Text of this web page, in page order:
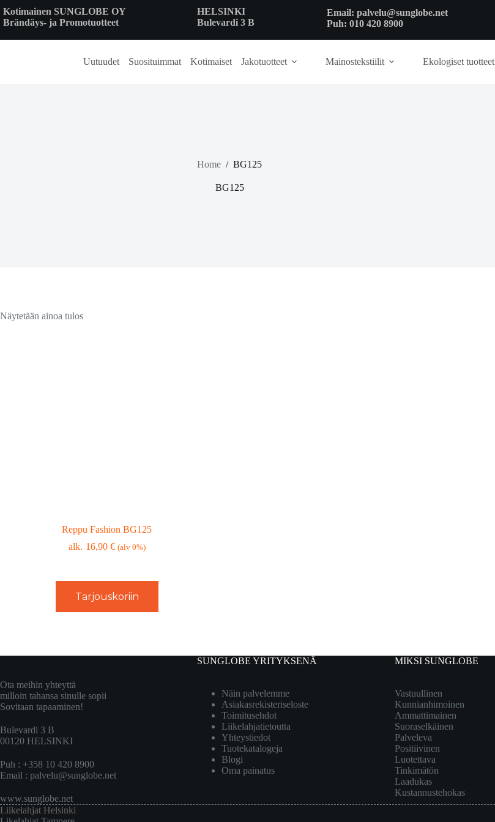
to
content
Kotimainen SUNGLOBE OY
Brändäys- ja Promotuotteet
HELSINKI
Bulevardi 3 B
Email: palvelu@sunglobe.net
Puh: 010 420 8900
Uutuudet Suosituimmat Kotimaiset Jakotuotteet Mainostekstiilit Ekologiset tuotteet
Home / BG125
BG125
Näytetään ainoa tulos
Reppu Fashion BG125
16,90 € (alv 0%)
Tarjouskoriin
Ota meihin yhteyttä
milloin tahansa sinulle sopii
Sovitaan tapaaminen!
Bulevardi 3 B
00120 HELSINKI
Puh : +358 10 420 8900
Email : palvelu@sunglobe.net
www.sunglobe.net
SUNGLOBE YRITYKSENÄ
Näin palvelemme
Asiakasrekisteriseloste
Toimitusehdot
Liikelahjatietoutta
Yhteystiedot
Tuotekatalogeja
Blogi
Oma painatus
MIKSI SUNGLOBE
Vastuullinen
Kunnianhimoinen
Ammattimainen
Suoraselkäinen
Palveleva
Positiivinen
Luotettava
Tinkimätön
Laadukas
Kustannustehokas
Liikelahjat Helsinki